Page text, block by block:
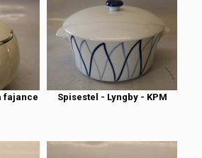
fajance Spisestel - Lyngby - KPM